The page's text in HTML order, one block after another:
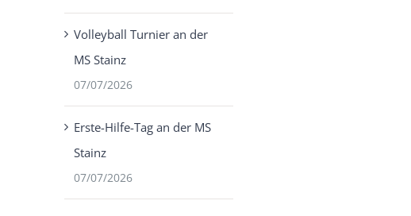
Volleyball Turnier an der
MS Stainz
07/07/2026
Erste-Hilfe-Tag an der MS
Stainz
07/07/2026